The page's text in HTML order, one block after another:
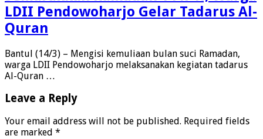
LDII Pendowoharjo Gelar Tadarus Al-
Quran
Bantul (14/3) – Mengisi kemuliaan bulan suci Ramadan,
warga LDII Pendowoharjo melaksanakan kegiatan tadarus
Al-Quran …
Leave a Reply
Your email address will not be published. Required fields
are marked *